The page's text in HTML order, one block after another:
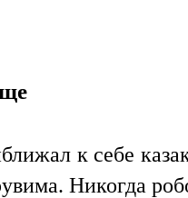
к себе
Никогда